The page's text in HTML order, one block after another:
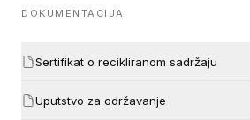
DOKUMENTACIJA
Sertifikat o recikliranom sadržaju
Uputstvo za održavanje